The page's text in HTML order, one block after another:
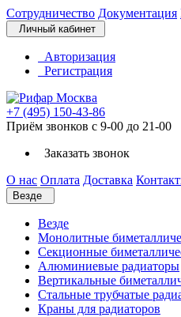
Сотрудничество Документация
Личный кабинет
Авторизация
Регистрация
+7 (495) 150-43-86
Приём звонков с 9-00 до 21-00
Заказать звонок
О нас Оплата Доставка
Везде
Везде
Монолитные
Секционные
Алюминиевые радиаторы
Вертикальные
Стальные трубчатые
Краны для радиаторов